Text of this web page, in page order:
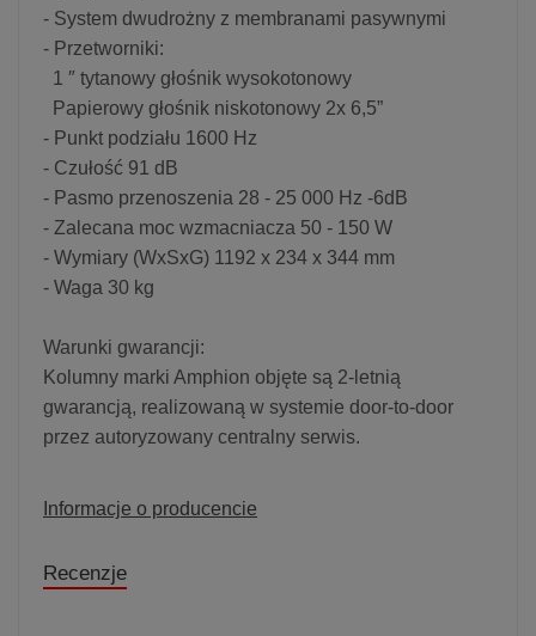
- System dwudrożny z membranami pasywnymi
- Przetworniki:
1 ″ tytanowy głośnik wysokotonowy
Papierowy głośnik niskotonowy 2x 6,5”
- Punkt podziału 1600 Hz
- Czułość 91 dB
- Pasmo przenoszenia 28 - 25 000 Hz -6dB
- Zalecana moc wzmacniacza 50 - 150 W
- Wymiary (WxSxG) 1192 x 234 x 344 mm
- Waga 30 kg
Warunki gwarancji:
Kolumny marki Amphion objęte są 2-letnią
gwarancją, realizowaną w systemie door-to-door
przez autoryzowany centralny serwis.
Informacje o producencie
Recenzje